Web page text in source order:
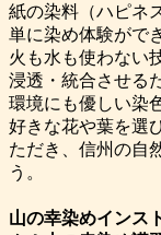
紙の染料（ハピネ
単に染め体験がで
火も水も使わない
浸透・統合させる
環境にも優しい染
好きな花や葉を選
ただき、信州の自
う。
山の幸染めインス